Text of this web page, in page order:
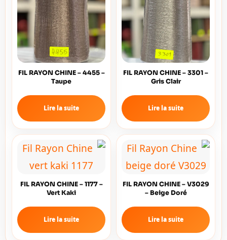
FIL RAYON CHINE – 3301 –
Gris Clair
Lire la suite
FIL RAYON CHINE – 4455 –
Taupe
Lire la suite
FIL RAYON CHINE – V3029
– Beige Doré
Lire la suite
FIL RAYON CHINE – 1177 –
Vert Kaki
Lire la suite